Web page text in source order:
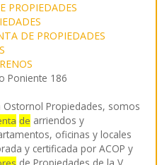
PROPIEDADES
DE PROPIEDADES
Poniente 186
Ostornol Propiedades, somos
de arriendos y
oficinas y locales
y certificada por ACOP y